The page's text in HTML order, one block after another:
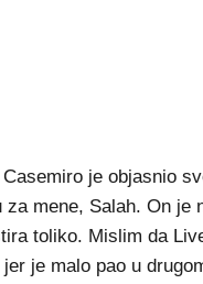
je objasnio
mene, Salah. On
toliko. Mislim da
je malo pao u